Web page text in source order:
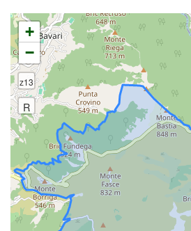
+
−
z13
R